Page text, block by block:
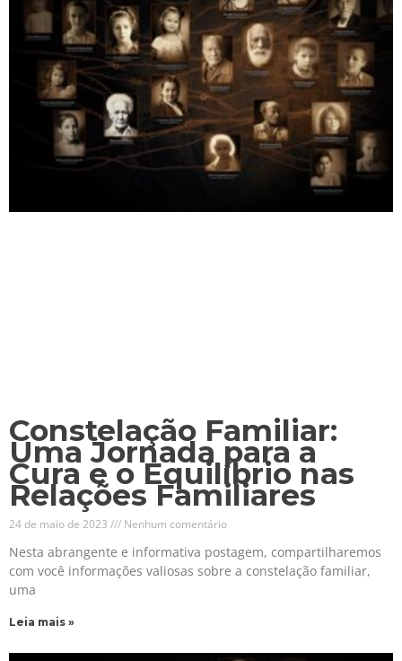
Constelação Familiar:
Uma Jornada para a
Cura e o Equilíbrio nas
Relações Familiares
24 de maio de 2023 Nenhum comentário
Nesta abrangente e informativa postagem, compartilharemos
com você informações valiosas sobre a constelação familiar,
uma
Leia mais »